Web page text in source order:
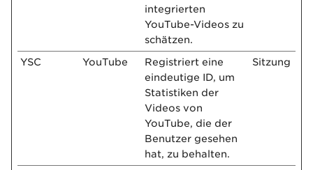
integrierten
YouTube-Videos zu
schätzen.
YSC YouTube
Registriert eine
eindeutige ID, um
Statistiken der
Videos von
YouTube, die der
Benutzer gesehen
hat, zu behalten.
Sitzung